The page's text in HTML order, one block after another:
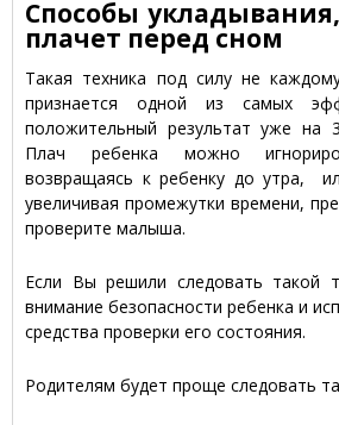
Способы
плачет перед сном
Такая техника под силу не
признается одной из самых
положительный результат уже на
Плач ребенка можно
возвращаясь к ребенку до утра,
увеличивая промежутки времени,
проверите малыша.
Если Вы решили следовать такой
внимание безопасности ребенка и
средства проверки его состояния.
Родителям будет проще следовать